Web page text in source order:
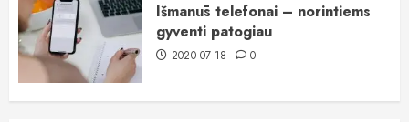
Išmanūs telefonai – norintiems
gyventi patogiau
2020-07-18 0